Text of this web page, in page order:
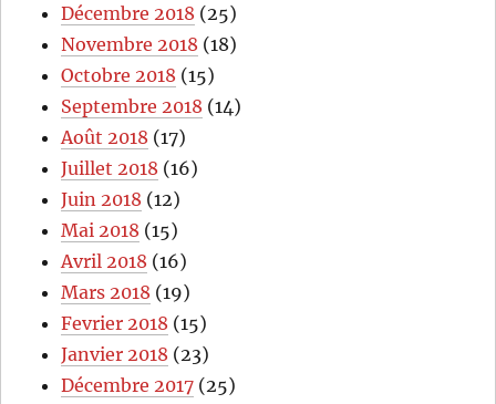
Décembre 2018 (25)
Novembre 2018 (18)
Octobre 2018 (15)
Septembre 2018 (14)
Août 2018 (17)
Juillet 2018 (16)
Juin 2018 (12)
Mai 2018 (15)
Avril 2018 (16)
Mars 2018 (19)
Fevrier 2018 (15)
Janvier 2018 (23)
Décembre 2017 (25)